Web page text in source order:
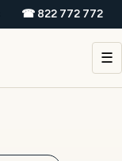
☎ 822 772 772
☰